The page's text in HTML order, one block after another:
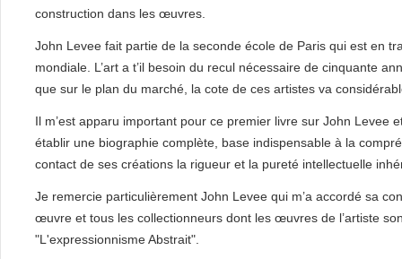
construction dans les œuvres.
John Levee fait partie de la seconde école de Paris qui est en
mondiale. L’art a t’il besoin du recul nécessaire de cinquante
que sur le plan du marché, la cote de ces artistes va
Il m’est apparu important pour ce premier livre sur John Levee
établir une biographie complète, base indispensable à la
contact de ses créations la rigueur et la pureté intellectuelle
Je remercie particulièrement John Levee qui m’a accordé sa
œuvre et tous les collectionneurs dont les œuvres de l’artiste
"L'expressionnisme Abstrait".